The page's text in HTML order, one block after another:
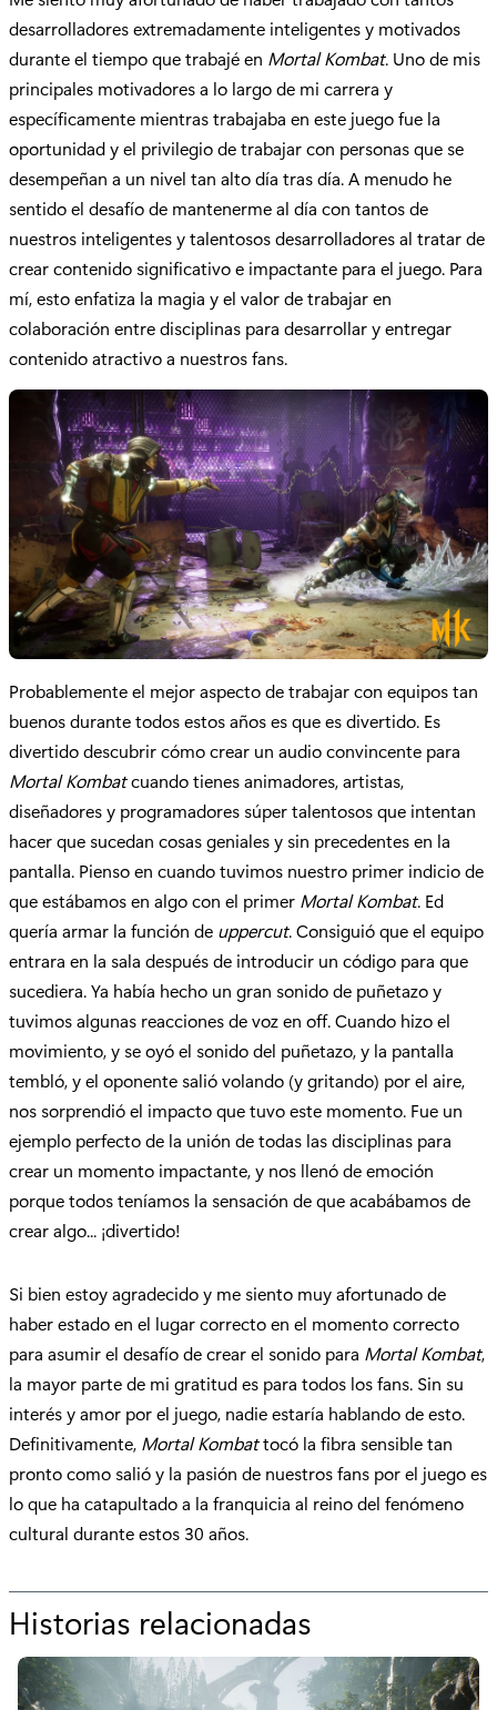
desarrolladores extremadamente inteligentes y motivados
durante el tiempo que trabajé en Mortal Kombat. Uno de mis
principales motivadores a lo largo de mi carrera y
específicamente mientras trabajaba en este juego fue la
oportunidad y el privilegio de trabajar con personas que se
desempeñan a un nivel tan alto día tras día. A menudo he
sentido el desafío de mantenerme al día con tantos de
nuestros inteligentes y talentosos desarrolladores al tratar de
crear contenido significativo e impactante para el juego. Para
mí, esto enfatiza la magia y el valor de trabajar en
colaboración entre disciplinas para desarrollar y entregar
contenido atractivo a nuestros fans.
Probablemente el mejor aspecto de trabajar con equipos tan
buenos durante todos estos años es que es divertido. Es
divertido descubrir cómo crear un audio convincente para
Mortal Kombatcuando tienes animadores, artistas,
diseñadores y programadores súper talentosos que intentan
hacer que sucedan cosas geniales y sin precedentes en la
pantalla. Pienso en cuando tuvimos nuestro primer indicio de
que estábamos en algo con el primer Mortal Kombat. Ed
quería armar la función de uppercut. Consiguió que el equipo
entrara en la sala después de introducir un código para que
sucediera. Ya había hecho un gran sonido de puñetazo y
tuvimos algunas reacciones de voz en off. Cuando hizo el
movimiento, y se oyó el sonido del puñetazo, y la pantalla
tembló, y el oponente salió volando (y gritando) por el aire,
nos sorprendió el impacto que tuvo este momento. Fue un
ejemplo perfecto de la unión de todas las disciplinas para
crear un momento impactante, y nos llenó de emoción
porque todos teníamos la sensación de que acabábamos de
crear algo... ¡divertido!
Si bien estoy agradecido y me siento muy afortunado de
haber estado en el lugar correcto en el momento correcto
para asumir el desafío de crear el sonido para Mortal Kombat,
la mayor parte de mi gratitud es para todos los fans. Sin su
interés y amor por el juego, nadie estaría hablando de esto.
Definitivamente, Mortal Kombattocó la fibra sensible tan
pronto como salió y la pasión de nuestros fans por el juego es
lo que ha catapultado a la franquicia al reino del fenómeno
cultural durante estos 30 años.
Historias relacionadas
o
r